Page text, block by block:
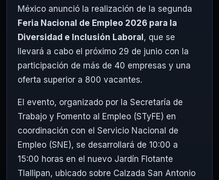
México anunció la realización de la segunda
Feria Nacional de Empleo 2026 para la
Diversidad e Inclusión Laboral, que se
llevará a cabo el próximo 29 de junio con la
participación de más de 40 empresas y una
oferta superior a 800 vacantes.
El evento, organizado por la Secretaría de
Trabajo y Fomento al Empleo (STyFE) en
coordinación con el Servicio Nacional de
Empleo (SNE), se desarrollará de 10:00 a
15:00 horas en el nuevo Jardín Flotante
Tlallipan, ubicado sobre Calzada San Antonio